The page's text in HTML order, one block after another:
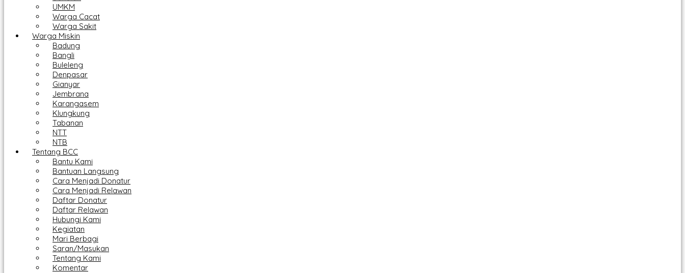
UMKM
Warga Cacat
Warga Sakit
Warga Miskin
Badung
Bangli
Buleleng
Denpasar
Gianyar
Jembrana
Karangasem
Klungkung
Tabanan
NTT
NTB
Tentang BCC
Bantu Kami
Bantuan Langsung
Cara Menjadi Donatur
Cara Menjadi Relawan
Daftar Donatur
Daftar Relawan
Hubungi Kami
Kegiatan
Mari Berbagi
Saran/Masukan
Tentang Kami
Komentar